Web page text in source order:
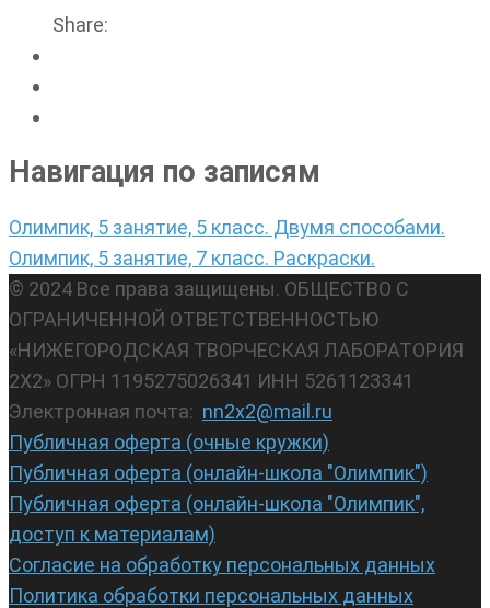
Share:
Навигация по записям
Олимпик, 5 занятие, 5 класс. Двумя способами.
Олимпик, 5 занятие, 7 класс. Раскраски.
© 2024 Все права защищены. ОБЩЕСТВО С
ОГРАНИЧЕННОЙ ОТВЕТСТВЕННОСТЬЮ
«НИЖЕГОРОДСКАЯ ТВОРЧЕСКАЯ ЛАБОРАТОРИЯ
2Х2» ОГРН 1195275026341 ИНН 5261123341
Электронная почта: nn2x2@mail.ru
Публичная оферта (очные кружки)
Публичная оферта (онлайн-школа "Олимпик")
Публичная оферта (онлайн-школа "Олимпик",
доступ к материалам)
Согласие на обработку персональных данных
Политика обработки персональных данных